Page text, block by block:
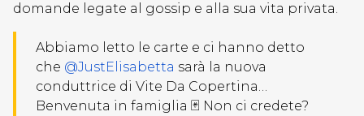
domande legate al gossip e alla sua vita privata.
Abbiamo letto le carte e ci hanno detto
che @JustElisabetta sarà la nuova
conduttrice di Vite Da Copertina…
Benvenuta in famiglia 🃏 Non ci credete?